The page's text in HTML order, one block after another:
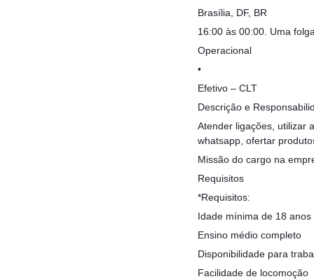
Brasília, DF, BR
16:00 às 00:00. Uma
Operacional
•
Efetivo – CLT
Descrição e
Atender ligações, utilizar
whatsapp, ofertar
Missão do cargo na
Requisitos
*Requisitos:
Idade mínima de 18 anos
Ensino médio completo
Disponibilidade para
Facilidade de locomoção